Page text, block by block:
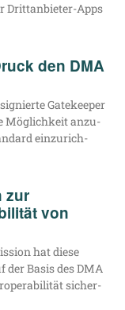
Drit­t­an­­bie­­ter-Apps
den DMA
Gate­kee­per
Mög­lich­keit anzu­
ein­zu­rich­
zur
von
hat die­se
der Basis des DMA
sicher­